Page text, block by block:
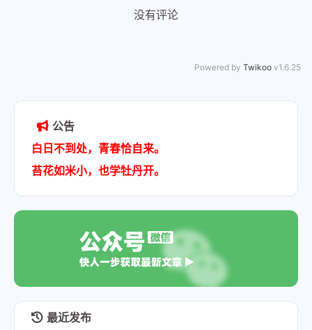
没有评论
Powered by Twikoo v1.6.25
公告
白日不到处，青春恰自来。
苔花如米小，也学牡丹开。
最近发布